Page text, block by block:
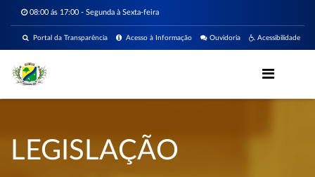
08:00 ás 17:00 - Segunda à Sexta-feira
Acessibilidade
Ouvidoria
Acesso à Informação
Portal da Transparência
LEGISLAÇÃO